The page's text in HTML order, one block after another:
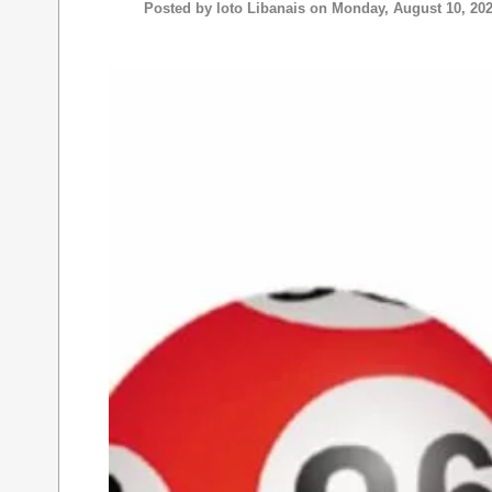
Posted by loto Libanais on Monday, August 10,